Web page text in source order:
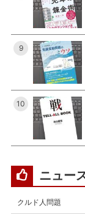
9
10
ニュー
クルド人問題